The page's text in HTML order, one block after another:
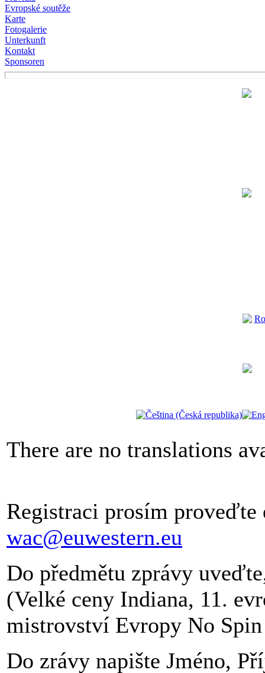
Evropské soutěže
Karte
Fotogalerie
Unterkunft
Kontakt
Sponsoren
There are no translations
Registraci prosím proveďte
wac@euwestern.eu
Do předmětu zprávy
(Velké ceny Indiana, 11.
mistrovství Evropy No
Do zrávy napište Jméno,